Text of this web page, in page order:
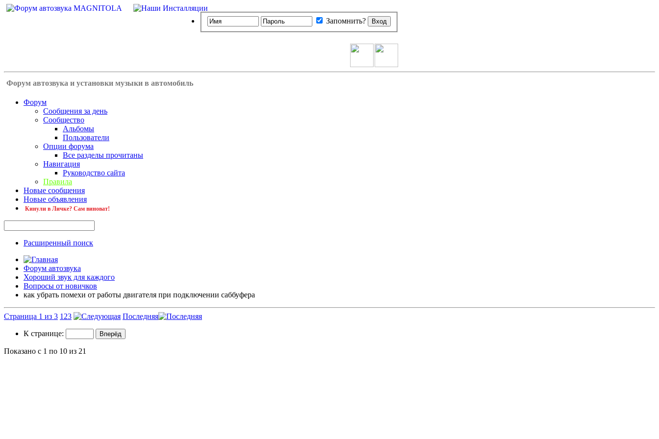
Запомнить?
Форум автозвука и установки музыки в автомобиль
Форум
Сообщения за день
Сообщество
Альбомы
Пользователи
Опции форума
Все разделы прочитаны
Навигация
Руководство сайта
Правила
Новые сообщения
Новые объявления
Кинули в Личке? Сам виноват!
Расширенный поиск
Форум автозвука
Хороший звук для каждого
Вопросы от новичков
как убрать помехи от работы двигателя при подключении саббуфера
Страница 1 из 3 1 23 Последняя
К странице:
Показано с 1 по 10 из 21